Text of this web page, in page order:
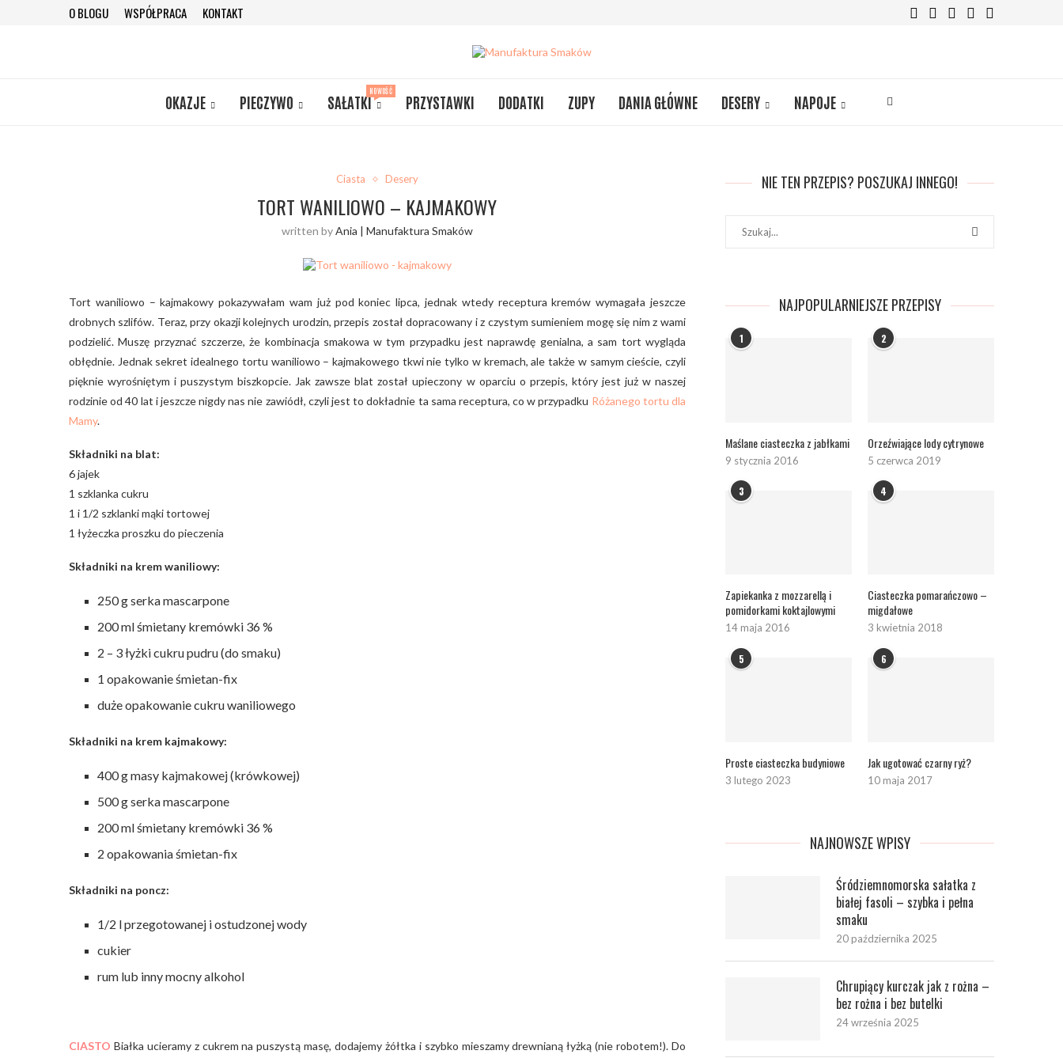
O BLOGU WSPÓŁPRACA KONTAKT
OKAZJE PIECZYWO SAŁATKI
NOWOŚĆ
PRZYSTAWKI DODATKI ZUPY DANIA GŁÓWNE DESERY NAPOJE
Ciasta Desery
TORT WANILIOWO – KAJMAKOWY
written byAnia | Manufaktura Smaków
Tort waniliowo – kajmakowy pokazywałam wam już pod koniec lipca, jednak wtedy receptura kremów wymagała jeszcze
drobnych szlifów. Teraz, przy okazji kolejnych urodzin, przepis został dopracowany i z czystym sumieniem mogę się nim z wami
podzielić. Muszę przyznać szczerze, że kombinacja smakowa w tym przypadku jest naprawdę genialna, a sam tort wygląda
obłędnie. Jednak sekret idealnego tortu waniliowo – kajmakowego tkwi nie tylko w kremach, ale także w samym cieście, czyli
pięknie wyrośniętym i puszystym biszkopcie. Jak zawsze blat został upieczony w oparciu o przepis, który jest już w naszej
rodzinie od 40 lat i jeszcze nigdy nas nie zawiódł, czyli jest to dokładnie ta sama receptura, co w przypadku Różanego tortu dla
Mamy.
Składniki na blat:
6 jajek
1 szklanka cukru
1 i 1/2 szklanki mąki tortowej
1 łyżeczka proszku do pieczenia
Składniki na krem waniliowy:
250 g serka mascarpone
200 ml śmietany kremówki 36 %
2 – 3 łyżki cukru pudru (do smaku)
1 opakowanie śmietan-fix
duże opakowanie cukru waniliowego
Składniki na krem kajmakowy:
400 g masy kajmakowej (krówkowej)
500 g serka mascarpone
200 ml śmietany kremówki 36 %
2 opakowania śmietan-fix
Składniki na poncz:
1/2 l przegotowanej i ostudzonej wody
cukier
rum lub inny mocny alkohol
CIASTO Białka ucieramy z cukrem na puszystą masę, dodajemy żółtka i szybko mieszamy drewnianą łyżką (nie robotem!). Do
NIE TEN PRZEPIS? POSZUKAJ INNEGO!
NAJPOPULARNIEJSZE PRZEPISY
1
Maślane ciasteczka z jabłkami
9 stycznia 2016
2
Orzeźwiające lody cytrynowe
5 czerwca 2019
3
Zapiekanka z mozzarellą i
pomidorkami koktajlowymi
14 maja 2016
4
Ciasteczka pomarańczowo –
migdałowe
3 kwietnia 2018
5
Proste ciasteczka budyniowe
3 lutego 2023
6
Jak ugotować czarny ryż?
10 maja 2017
NAJNOWSZE WPISY
Śródziemnomorska sałatka z
białej fasoli – szybka i pełna
smaku
20 października 2025
Chrupiący kurczak jak z rożna –
bez rożna i bez butelki
24 września 2025